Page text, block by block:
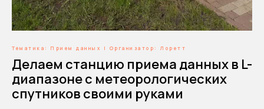
Тематика: Прием данных | Организатор: Лоретт
Делаем станцию приема данных в L-
диапазоне с метеорологических
спутников своими руками